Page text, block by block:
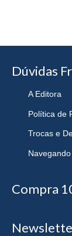
Dúvidas
A Editora
Política de
Trocas e
Compra